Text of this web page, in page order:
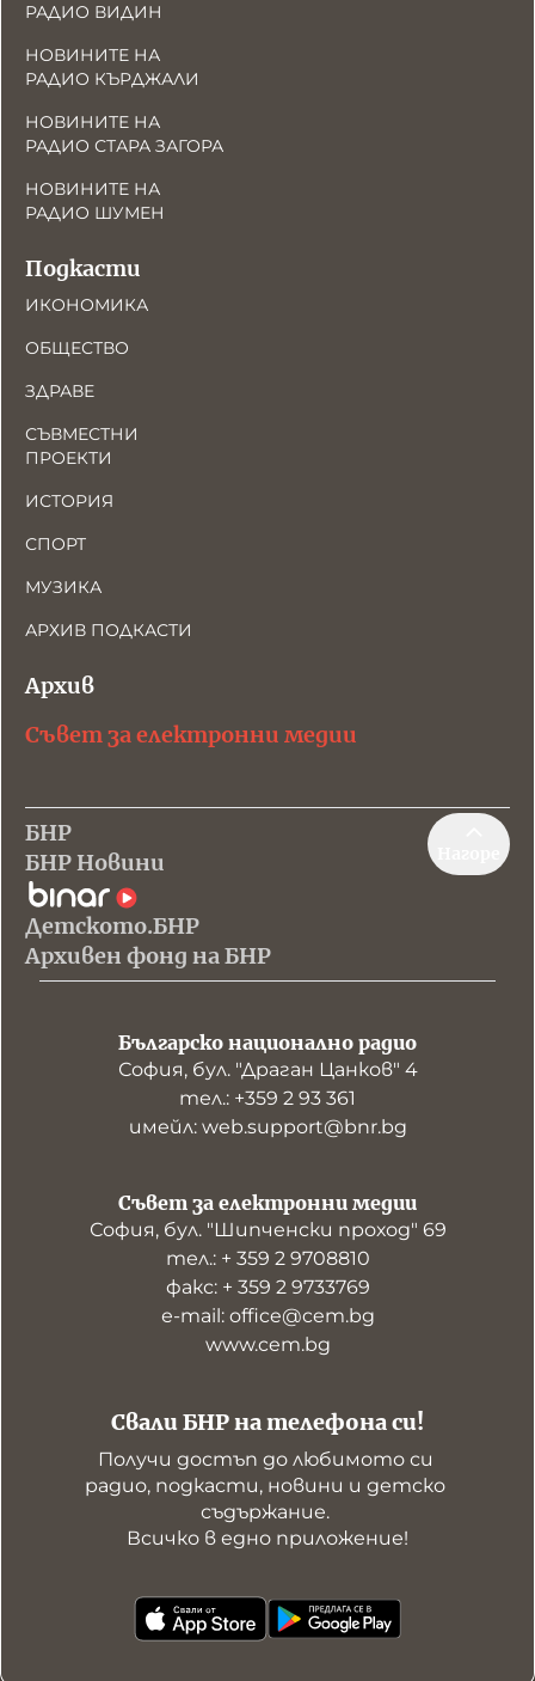
РАДИО ВИДИН
НОВИНИТЕ НА
РАДИО КЪРДЖАЛИ
НОВИНИТЕ НА
РАДИО СТАРА ЗАГОРА
НОВИНИТЕ НА
РАДИО ШУМЕН
Подкасти
ИКОНОМИКА
ОБЩЕСТВО
ЗДРАВЕ
СЪВМЕСТНИ
ПРОЕКТИ
ИСТОРИЯ
СПОРТ
МУЗИКА
АРХИВ ПОДКАСТИ
Архив
Съвет за електронни медии
БНР
БНР Новини
Детското.БНР
Архивен фонд на БНР
Българско национално радио
София, бул. "Драган Цанков" 4
тел.: +359 2 93 361
имейл: web.support@bnr.bg
Свали БНР на телефона си!
Получи достъп до любимото си
радио, подкасти, новини и детско
съдържание.
Всичко в едно приложение!
Съвет за електронни медии
София, бул. "Шипченски проход" 69
тел.: + 359 2 9708810
факс: + 359 2 9733769
е-mail: office@cem.bg
www.cem.bg